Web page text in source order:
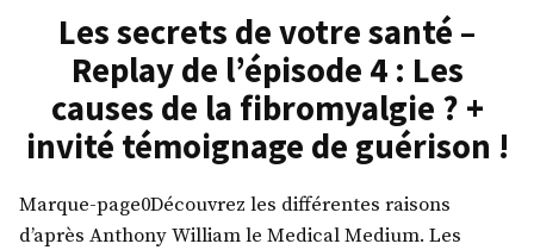
–
Replay
de
l’épisode
5
Les
causes
Les secrets de votre santé –
Replay de l’épisode 4 : Les
causes de la fibromyalgie ? +
invité témoignage de guérison !
Marque-page0Découvrez les différentes raisons
d’après Anthony William le Medical Medium. Les